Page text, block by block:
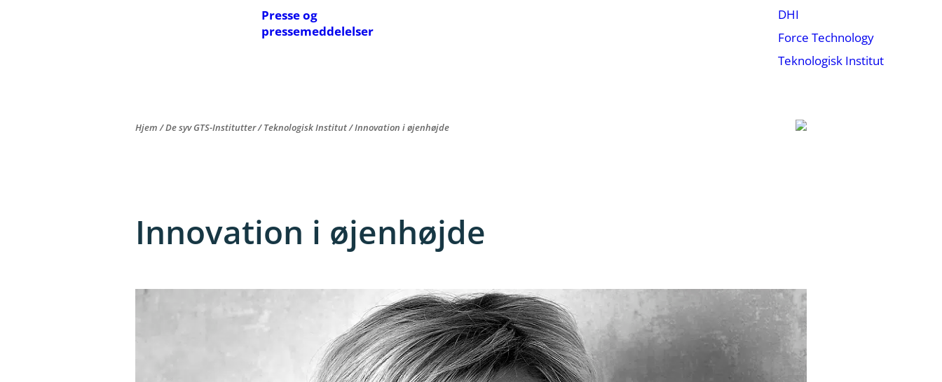
Presse og
pressemeddelelser
DHI
Force Technology
Teknologisk Institut
Hjem/De syv GTS-Institutter/Teknologisk Institut/Innovation i øjenhøjde
Innovation i øjenhøjde